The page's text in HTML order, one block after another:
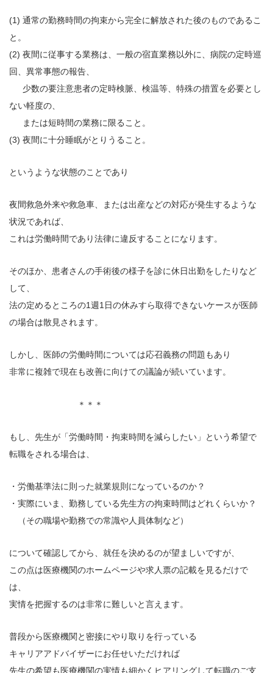
(1) 通常の勤務時間の拘束から完全に解放された後のものであるこ
と。
(2) 夜間に従事する業務は、一般の宿直業務以外に、病院の定時巡
回、異常事態の報告、
少数の要注意患者の定時検脈、検温等、特殊の措置を必要とし
ない軽度の、
または短時間の業務に限ること。
(3) 夜間に十分睡眠がとりうること。
というような状態のことであり
夜間救急外来や救急車、または出産などの対応が発生するような
状況であれば、
これは労働時間であり法律に違反することになります。
そのほか、患者さんの手術後の様子を診に休日出勤をしたりなど
して、
法の定めるところの1週1日の休みすら取得できないケースが医師
の場合は散見されます。
しかし、医師の労働時間については応召義務の問題もあり
非常に複雑で現在も改善に向けての議論が続いています。
＊＊＊
もし、先生が「労働時間・拘束時間を減らしたい」という希望で
転職をされる場合は、
・労働基準法に則った就業規則になっているのか？
・実際にいま、勤務している先生方の拘束時間はどれくらいか？
（その職場や勤務での常識や人員体制など）
について確認してから、就任を決めるのが望ましいですが、
この点は医療機関のホームページや求人票の記載を見るだけで
は、
実情を把握するのは非常に難しいと言えます。
普段から医療機関と密接にやり取りを行っている
キャリアアドバイザーにお任せいただければ
先生の希望も医療機関の実情も細かくヒアリングして転職のご支